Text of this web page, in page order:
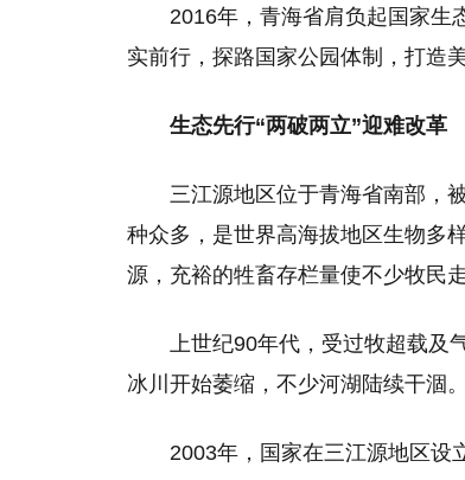
2016年，青海省肩负起国家生
实前行，探路国家公园体制，打造美
生态先行“两破两立”迎难改革
三江源地区位于青海省南部，
种众多，是世界高海拔地区生物多
源，充裕的牲畜存栏量使不少牧民
上世纪90年代，受过牧超载及
冰川开始萎缩，不少河湖陆续干涸
2003年，国家在三江源地区设